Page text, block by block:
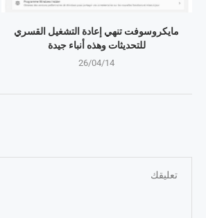
مايكروسوفت تنهي إعادة التشغيل القسري
للتحديثات وهذه أنباء جيدة
26/04/14